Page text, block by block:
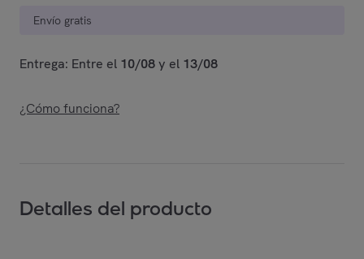
Envío gratis
Entrega: Entre el 10/08y el 13/08
¿Cómo funciona?
Detalles del producto